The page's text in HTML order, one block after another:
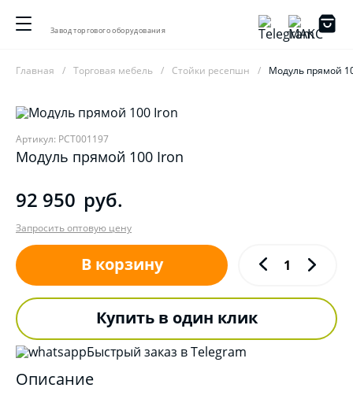
Завод торгового оборудования
Главная Торговая мебель Стойки ресепшн Модуль прямой
Артикул: РСТ001197
Модуль прямой 100 Iron
92 950 руб.
Запросить оптовую цену
В корзину
Купить в один клик
Быстрый заказ в Telegram
Описание